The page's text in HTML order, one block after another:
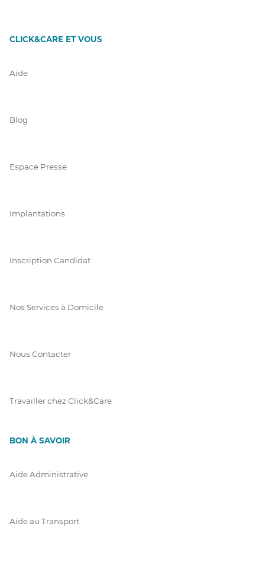
CLICK&CARE ET VOUS
Aide
Blog
Espace Presse
Implantations
Inscription Candidat
Nos Services à Domicile
Nous Contacter
Travailler chez Click&Care
BON À SAVOIR
Aide Administrative
Aide au Transport